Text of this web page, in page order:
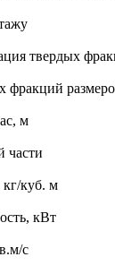
твердых
фракций
м
части
кг/куб. м
кВт
с